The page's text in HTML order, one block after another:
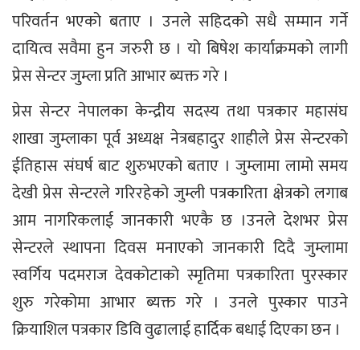
परिवर्तन भएको बताए । उनले सहिदको सधै सम्मान गर्ने
दायित्व सवैमा हुन जरुरी छ । यो बिषेश कार्याक्रमको लागी
प्रेस सेन्टर जुम्ला प्रति आभार ब्यक्त गरे ।
प्रेस सेन्टर नेपालका केन्द्रीय सदस्य तथा पत्रकार महासंघ
शाखा जुम्लाका पूर्व अध्यक्ष नेत्रबहादुर शाहीले प्रेस सेन्टरको
ईतिहास संघर्ष बाट शुरुभएको बताए । जुम्लामा लामो समय
देखी प्रेस सेन्टरले गरिरहेको जुम्ली पत्रकारिता क्षेत्रको लगाब
आम नागरिकलाई जानकारी भएकै छ ।उनले देशभर प्रेस
सेन्टरले स्थापना दिवस मनाएको जानकारी दिदै जुम्लामा
स्वर्गिय पदमराज देवकोटाको स्मृतिमा पत्रकारिता पुरस्कार
शुरु गरेकोमा आभार ब्यक्त गरे । उनले पुस्कार पाउने
क्रियाशिल पत्रकार डिवि वुढालाई हार्दिक बधाई दिएका छन ।